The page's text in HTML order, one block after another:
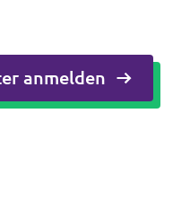
anmelden